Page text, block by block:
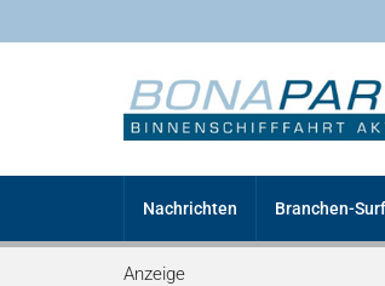
Nachrichten Branchen-
Anzeige